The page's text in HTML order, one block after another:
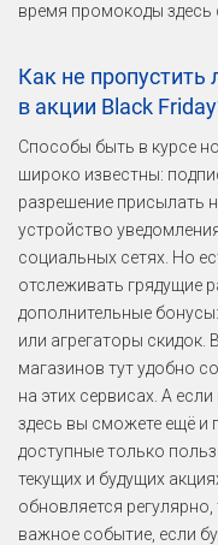
время промокоды здесь
Как не
в акции Black
Способы быть в курсе
широко известны:
разрешение присылать
устройство
социальных сетях. Но
отслеживать грядущие
дополнительные
или агрегаторы скидок.
магазинов тут удобно
на этих сервисах. А
здесь вы сможете ещё и
доступные только
текущих и будущих
обновляется
важное событие, если